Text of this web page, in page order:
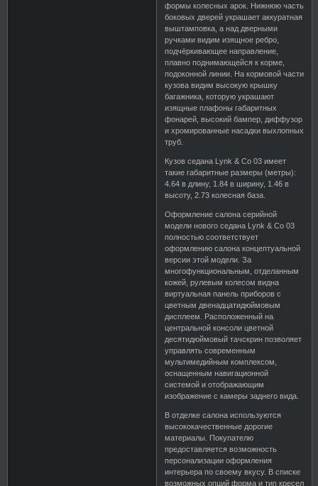
формы колесных арок. Нижнюю часть
боковых дверей украшает аккуратная
выштамповка, а над дверными
ручками видим изящное ребро,
подчёркивающее направление,
плавно поднимающейся к корме,
подоконной линии. На кормовой части
кузова видим высокую крышку
багажника, которую украшают
изящные плафоны габаритных
фонарей, высокий бампер, диффузор
и хромированные насадки выхлопных
труб.
Кузов седана Lynk & Co 03 имеет
такие габаритные размеры (метры):
4.64 в длину, 1.84 в ширину, 1.46 в
высоту, 2.73 колесная база.
Оформление салона серийной
модели нового седана Lynk & Co 03
полностью соответствует
оформлению салона концептуальной
версии этой модели. За
многофункциональным, отделанным
кожей, рулевым колесом видна
виртуальная панель приборов с
цветным двенадцатидюймовым
дисплеем. Расположенный на
центральной консоли цветной
десятидюймовый тачскрин позволяет
управлять современным
мультимедийным комплексом,
оснащенным навигационной
системой и отображающим
изображение с камеры заднего вида.
В отделке салона используются
высококачественные дорогие
материалы. Покупателю
предоставляется возможность
персонализации оформления
интерьера по своему вкусу. В списке
возможных опций форма и тип кресел